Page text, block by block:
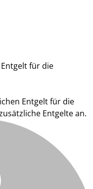
für die
Entgelt für die
Entgelte an.